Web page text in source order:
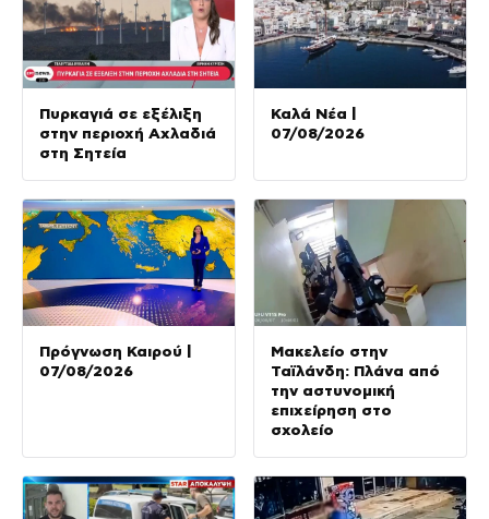
Πυρκαγιά σε εξέλιξη
στην περιοχή Αχλαδιά
στη Σητεία
Καλά Νέα |
07/08/2026
Πρόγνωση Καιρού |
07/08/2026
Μακελείο στην
Ταϊλάνδη: Πλάνα από
την αστυνομική
επιχείρηση στο
σχολείο